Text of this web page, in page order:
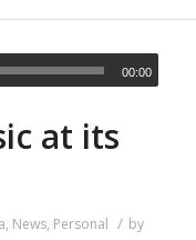
00:00
at its
, News, Personal / by